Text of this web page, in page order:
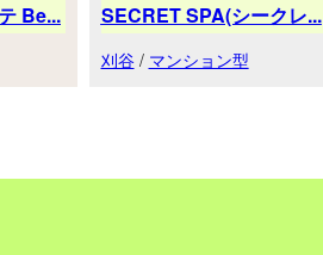
Be... SECRET SPA(シークレ...
刈谷/ マンション型